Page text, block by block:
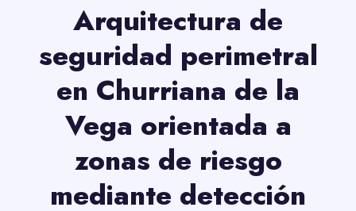
Arquitectura de
seguridad perimetral
en Churriana de la
Vega orientada a
zonas de riesgo
mediante detección